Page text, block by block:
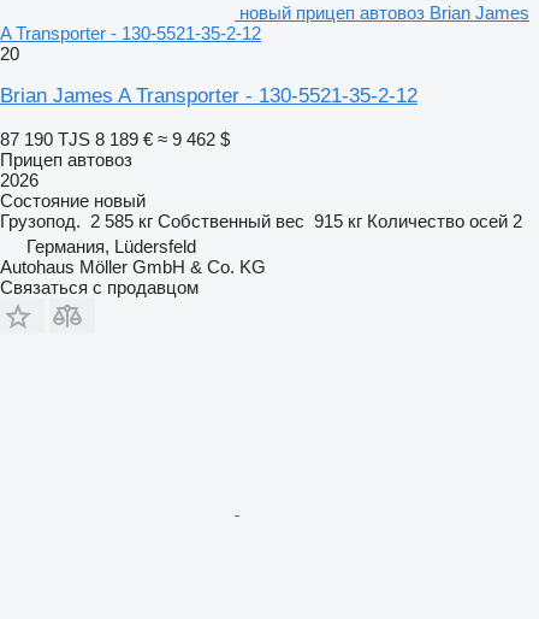
новый прицеп автовоз Brian James
A Transporter - 130-5521-35-2-12
20
Brian James A Transporter - 130-5521-35-2-12
87 190 TJS 8 189 € ≈ 9 462 $
Прицеп автовоз
2026
Состояние новый
Грузопод. 2 585 кг Собственный вес 915 кг Количество осей 2
Германия, Lüdersfeld
Autohaus Möller GmbH & Co. KG
Связаться с продавцом